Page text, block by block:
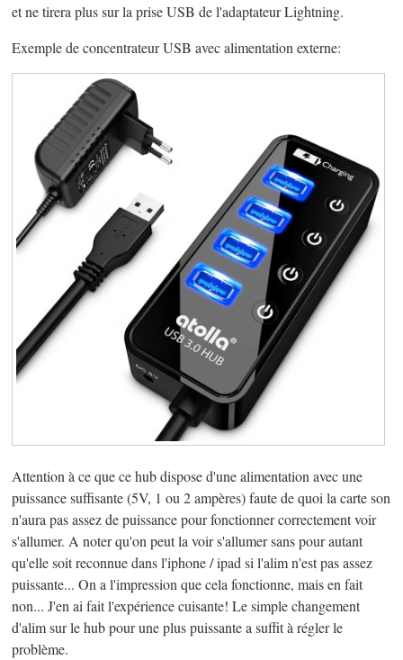
et ne tirera plus sur la prise USB de l'adaptateur Lightning.
Exemple de concentrateur USB avec alimentation externe:
Attention à ce que ce hub dispose d'une alimentation avec une
puissance suffisante (5V, 1 ou 2 ampères) faute de quoi la carte son
n'aura pas assez de puissance pour fonctionner correctement voir
s'allumer. A noter qu'on peut la voir s'allumer sans pour autant
qu'elle soit reconnue dans l'iphone / ipad si l'alim n'est pas assez
puissante... On a l'impression que cela fonctionne, mais en fait
non... J'en ai fait l'expérience cuisante! Le simple changement
d'alim sur le hub pour une plus puissante a suffit à régler le
problème.